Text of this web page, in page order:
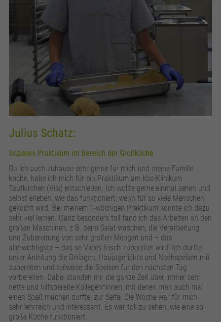
Julius Schatz:
Soziales Praktikum im Bereich der Großküche
Da ich auch zuhause sehr gerne für mich und meine Familie
koche, habe ich mich für ein Praktikum am kbo-Klinikum
Taufkirchen (Vils) entschieden. Ich wollte gerne einmal sehen und
selbst erleben, wie das funktioniert, wenn für so viele Menschen
gekocht wird. Bei meinem 1-wöchigen Praktikum konnte ich dazu
sehr viel lernen. Ganz besonders toll fand ich das Arbeiten an den
großen Maschinen, z.B. beim Salat waschen, die Verarbeitung
und Zubereitung von sehr großen Mengen und – das
allerwichtigste – das so Vieles frisch zubereitet wird! Ich durfte
unter Anleitung die Beilagen, Hauptgerichte und Nachspeisen mit
zubereiten und teilweise die Speisen für den nächsten Tag
vorbereiten. Dabei standen mir die ganze Zeit über immer sehr
nette und hilfsbereite Kollegen*innen, mit denen man auch mal
einen Spaß machen durfte, zur Seite. Die Woche war für mich
sehr lehrreich und interessant. Es war toll zu sehen, wie eine so
große Küche funktioniert.